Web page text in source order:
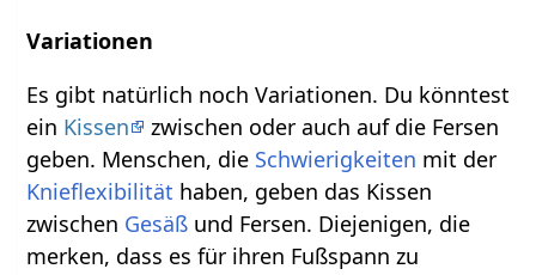
Variationen
Es gibt natürlich noch Variationen. Du könntest
ein Kissen
zwischen oder auch auf die Fersen
geben. Menschen, die Schwierigkeiten mit der
Knieflexibilität haben, geben das Kissen
zwischen Gesäß und Fersen. Diejenigen, die
merken, dass es für ihren Fußspann zu